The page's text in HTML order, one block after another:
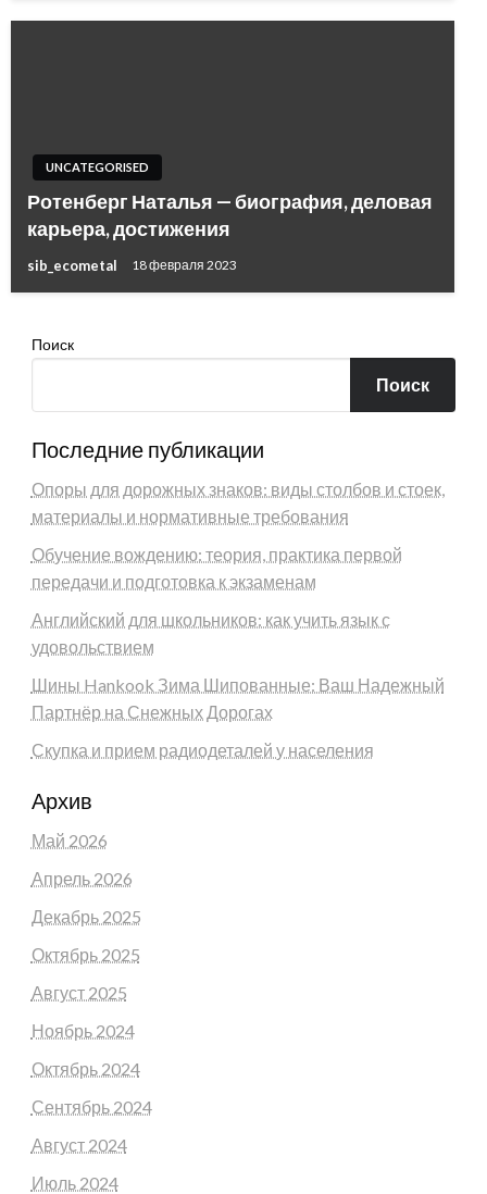
UNCATEGORISED
Ротенберг Наталья — биография, деловая
карьера, достижения
sib_ecometal 18 февраля 2023
Поиск
Поиск
Последние публикации
Опоры для дорожных знаков: виды столбов и стоек,
материалы и нормативные требования
Обучение вождению: теория, практика первой
передачи и подготовка к экзаменам
Английский для школьников: как учить язык с
удовольствием
Шины Hankook Зима Шипованные: Ваш Надежный
Партнёр на Снежных Дорогах
Скупка и прием радиодеталей у населения
Архив
Май 2026
Апрель 2026
Декабрь 2025
Октябрь 2025
Август 2025
Ноябрь 2024
Октябрь 2024
Сентябрь 2024
Август 2024
Июль 2024